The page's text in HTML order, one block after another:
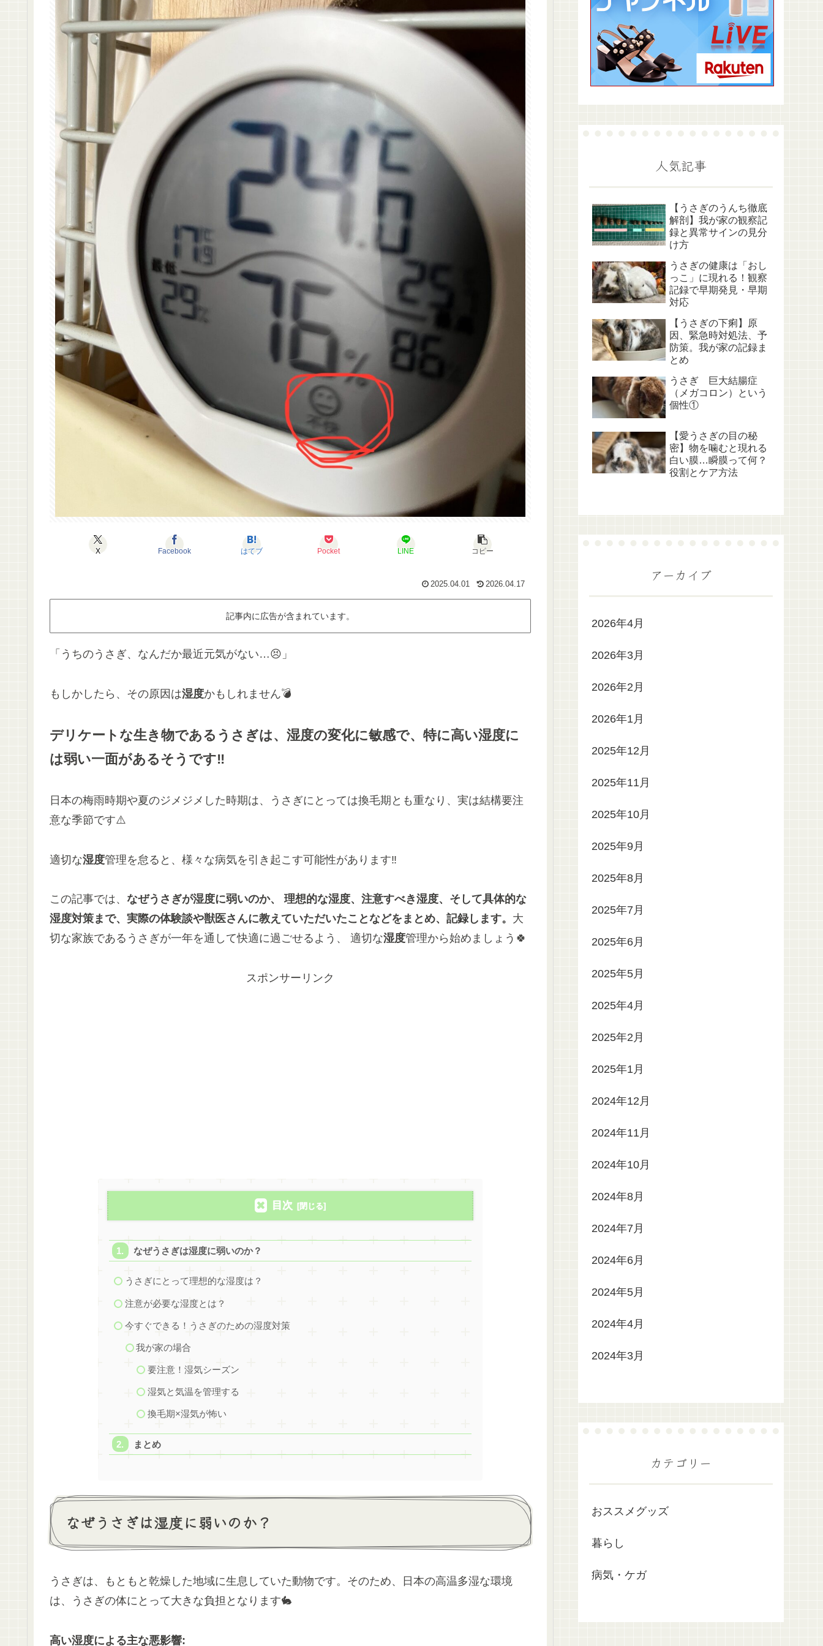
X Facebook はてブ Pocket LINE コピー
2025.04.01 2026.04.17
記事内に広告が含まれています。
「うちのうさぎ、なんだか最近元気がない…😣」
もしかしたら、その原因は湿度かもしれません💣
デリケートな生き物であるうさぎは、 湿度の変化に敏感で、特に高い湿度に
は弱い一面があるそうです‼️
日本の梅雨時期や夏のジメジメした時期は、うさぎにとっては換毛期とも重なり、実は結構要注
意な季節です⚠️
適切な湿度管理を怠ると、様々な病気を引き起こす可能性があります‼️
この記事では、 なぜうさぎが湿度に弱いのか、 理想的な湿度、注意すべき湿度、そして具体的な
湿度対策まで、実際の体験談や獣医さんに教えていただいたことなどをまとめ、記録します。 大
切な家族であるうさぎが一年を通して快適に過ごせるよう、 適切な湿度管理から始めましょう🍀
スポンサーリンク
目次
なぜうさぎは湿度に弱いのか？
うさぎにとって理想的な湿度は？
注意が必要な湿度とは？
今すぐできる！うさぎのための湿度対策
我が家の場合
要注意！湿気シーズン
湿気と気温を管理する
換毛期×湿気が怖い
まとめ
なぜうさぎは湿度に弱いのか？
うさぎは、もともと乾燥した地域に生息していた動物です。そのため、日本の高温多湿な環境
は、うさぎの体にとって大きな負担となります🐇
高い湿度による主な悪影響:
人気記事
【うさぎのうんち徹底
解剖】我が家の観察記
録と異常サインの見分
け方
うさぎの健康は「おし
っこ」に現れる！観察
記録で早期発見・早期
対応
【うさぎの下痢】原
因、緊急時対処法、予
防策。我が家の記録ま
とめ
うさぎ 巨大結腸症
（メガコロン）という
個性①
【愛うさぎの目の秘
密】物を噛むと現れる
白い膜…瞬膜って何？
役割とケア方法
アーカイブ
2026年4月
2026年3月
2026年2月
2026年1月
2025年12月
2025年11月
2025年10月
2025年9月
2025年8月
2025年7月
2025年6月
2025年5月
2025年4月
2025年2月
2025年1月
2024年12月
2024年11月
2024年10月
2024年8月
2024年7月
2024年6月
2024年5月
2024年4月
2024年3月
カテゴリー
おススメグッズ
暮らし
病気・ケガ